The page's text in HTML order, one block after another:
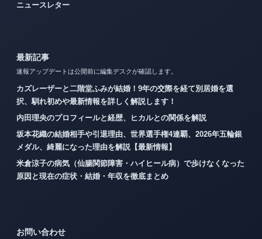
ニュースレター
最新記事
速報アップデートは公開前に編集デスクが確認します。
カズレーザーと二階堂ふみが結婚！9年の交際を経て別居婚を選
択、馴れ初めや最新情報を詳しく解説します！
内田理央のプロフィールと経歴、ヒカルとの関係を解説
坂本花織の結婚相手や引退理由、世界選手権4連覇、2026年五輪銀
メダル、綺麗になった理由を解説【最新情報】
米倉涼子の病気（仙腸関節障害・ハイヒール病）で歩けなくなった
原因と現在の症状・結婚・年収を徹底まとめ
お問い合わせ